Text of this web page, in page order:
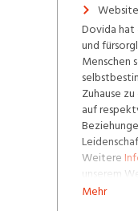
Website
Dovida hat
und
Menschen
Zuhause
auf
Weitere
unserem
Dovia ist
Mehr